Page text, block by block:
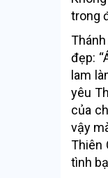
trong
đẹp:
lam
yêu
của
vậy
Thiên
tình